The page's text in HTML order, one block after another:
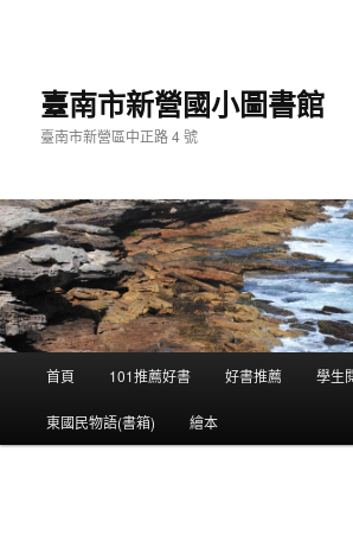
臺南市新營國小圖書館
臺南市新營區中正路 4 號
單
跳
至
首頁 101推薦好書 好書推薦 學生
東國民物語(書箱) 繪本